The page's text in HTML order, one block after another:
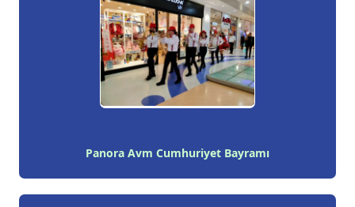
Panora Avm Cumhuriyet Bayramı